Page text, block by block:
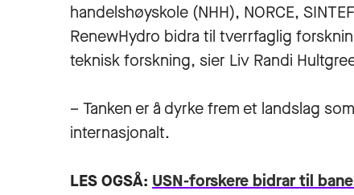
handelshøyskole (NHH), NORCE,
RenewHydro bidra til tverrfaglig
teknisk forskning, sier Liv Randi
– Tanken er å dyrke frem et landslag
internasjonalt.
LES OGSÅ: USN-forskere bidrar til